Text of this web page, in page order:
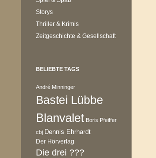
Storys
Thriller & Krimis
Zeitgeschichte & Gesellschaft
BELIEBTE TAGS
André Minninger
Bastei Lübbe
Blanvalet Boris Pfeiffer
cbj Dennis Ehrhardt
Der Hörverlag
Die drei ???